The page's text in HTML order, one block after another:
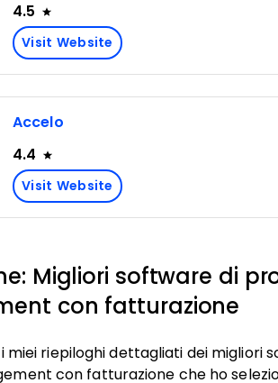
4.5
Visit Website
Accelo
4.4
Visit Website
Migliori software di
con fatturazione
miei riepiloghi dettagliati dei migliori
con fatturazione che ho